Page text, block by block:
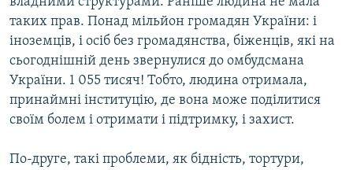
таких прав. Понад мільйон громадян України: і
іноземців, і осіб без громадянства, біженців, які на
сьогоднішній день звернулися до омбудсмана
України. 1 055 тисяч! Тобто, людина отримала,
принаймні інституцію, де вона може поділитися
своїм болем і отримати і підтримку, і захист.
По-друге, такі проблеми, як бідність, тортури,